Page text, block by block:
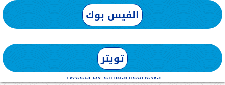
الفيس بوك
تويتر
Tweets by elmashreqnews